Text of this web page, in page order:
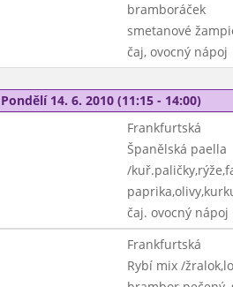
bramboráček
smetanové
čaj, ovocný nápoj
Pondělí 14. 6. 2010 (11:15 - 14:00)
Frankfurtská
Španělská paella
/
čaj. ovocný nápoj
Frankfurtská
Rybí mix /